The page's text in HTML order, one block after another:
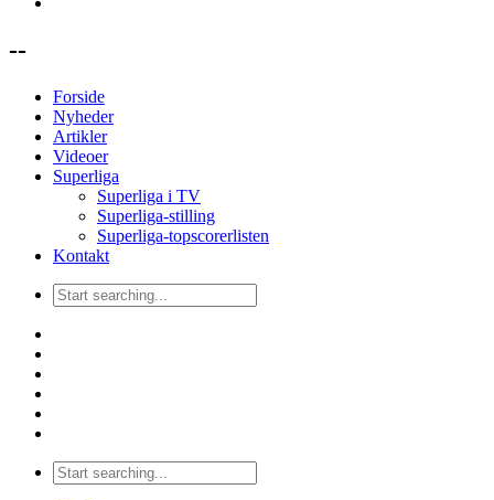
--
Forside
Nyheder
Artikler
Videoer
Superliga
Superliga i TV
Superliga-stilling
Superliga-topscorerlisten
Kontakt